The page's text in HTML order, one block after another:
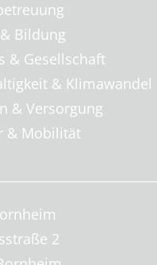
Bildung
& Gesellschaft
& Klimawandel
& Versorgung
& Mobilität
2